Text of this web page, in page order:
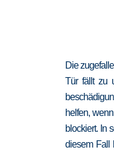
Die
Tür fällt zu
helfen,
blockiert. In
diesem Fall